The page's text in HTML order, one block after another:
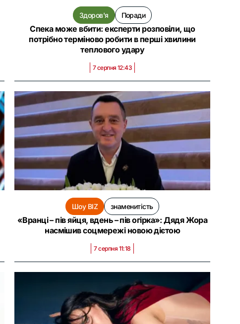
Здоров'я Поради
Спека може вбити: експерти розповіли, що
потрібно терміново робити в перші хвилини
теплового удару
7 серпня 12:43
Шоу BIZ знаменитість
«Вранці – пів яйця, вдень – пів огірка»: Дядя Жора
насмішив соцмережі новою дієтою
7 серпня 11:18